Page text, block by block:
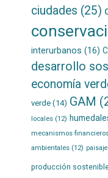
ciudades (25)
interurbanos (16)
desarrollo
economía
verde(14) GAM
locales(12)
mecanismos
ambientales(12)
producción